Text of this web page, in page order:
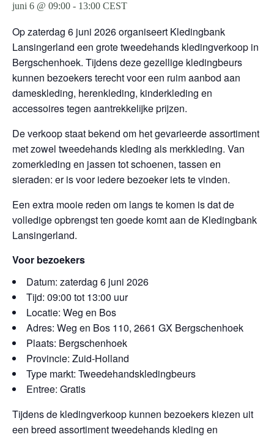
juni 6 @ 09:00 - 13:00 CEST
Op zaterdag 6 juni 2026 organiseert Kledingbank
Lansingerland een grote tweedehands kledingverkoop in
Bergschenhoek. Tijdens deze gezellige kledingbeurs
kunnen bezoekers terecht voor een ruim aanbod aan
dameskleding, herenkleding, kinderkleding en
accessoires tegen aantrekkelijke prijzen.
De verkoop staat bekend om het gevarieerde assortiment
met zowel tweedehands kleding als merkkleding. Van
zomerkleding en jassen tot schoenen, tassen en
sieraden: er is voor iedere bezoeker iets te vinden.
Een extra mooie reden om langs te komen is dat de
volledige opbrengst ten goede komt aan de Kledingbank
Lansingerland.
Voor bezoekers
Datum: zaterdag 6 juni 2026
Tijd: 09:00 tot 13:00 uur
Locatie: Weg en Bos
Adres: Weg en Bos 110, 2661 GX Bergschenhoek
Plaats: Bergschenhoek
Provincie: Zuid-Holland
Type markt: Tweedehandskledingbeurs
Entree: Gratis
Tijdens de kledingverkoop kunnen bezoekers kiezen uit
een breed assortiment tweedehands kleding en